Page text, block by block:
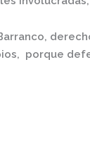
porque